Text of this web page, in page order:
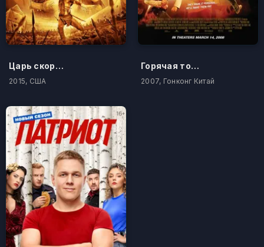
Царь скорпионов 4: Утерянный трон
2015, США
Горячая точка
2007, Гонконг Китай